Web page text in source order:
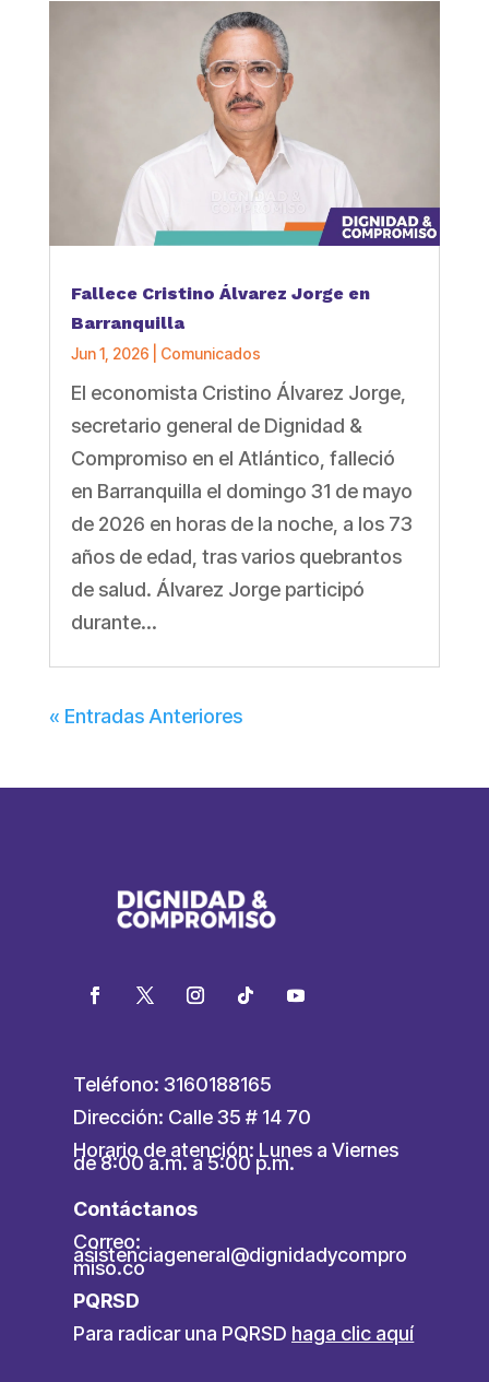
Fallece Cristino Álvarez Jorge en
Barranquilla
Jun 1, 2026 Comunicados
El economista Cristino Álvarez Jorge,
secretario general de Dignidad &
Compromiso en el Atlántico, falleció
en Barranquilla el domingo 31 de mayo
de 2026 en horas de la noche, a los 73
años de edad, tras varios quebrantos
de salud. Álvarez Jorge participó
durante...
« Entradas Anteriores
Teléfono: 3160188165
Dirección: Calle 35 # 14 70
Horario de atención: Lunes a Viernes
de 8:00 a.m. a 5:00 p.m.
Contáctanos
Correo:
asistenciageneral@dignidadycompro
miso.co
PQRSD
Para radicar una PQRSD haga clic aquí